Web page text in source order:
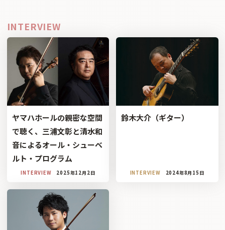
INTERVIEW
ヤマハホールの親密な空間
で聴く、三浦文彰と清水和
音によるオール・シューベ
ルト・プログラム
INTERVIEW 2025年12月2日
鈴木大介（ギター）
INTERVIEW 2024年8月15日